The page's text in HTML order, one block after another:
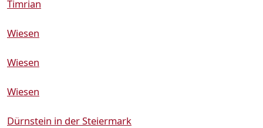
Timrian
Wiesen
Wiesen
Wiesen
Dürnstein in der Steiermark